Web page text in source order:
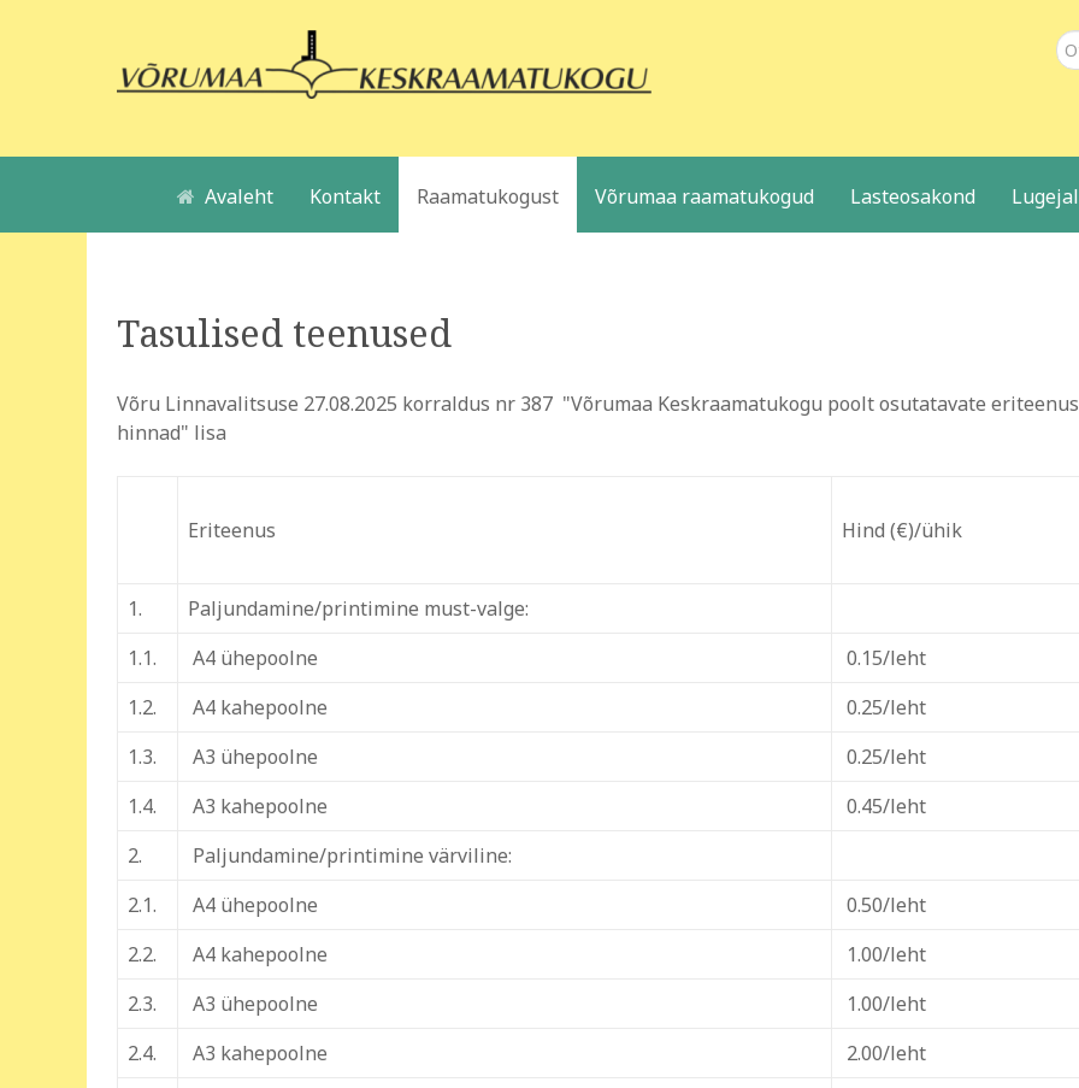
Avaleht Kontakt Raamatukogust Võrumaa raamatukogud Lasteosakond
Tasulised teenused
Võru Linnavalitsuse 27.08.2025 korraldus nr 387 "Võrumaa Keskraamatukogu poolt osutatavate
hinnad" lisa
Eriteenus Hind (€)/ühik
1.
Paljundamine/printimine must-valge:
1.1.
A4 ühepoolne
0.15/leht
1.2.
A4 kahepoolne
0.25/leht
1.3.
A3 ühepoolne
0.25/leht
1.4.
A3 kahepoolne
0.45/leht
2.
Paljundamine/printimine värviline:
2.1.
A4 ühepoolne
0.50/leht
2.2.
A4 kahepoolne
1.00/leht
2.3.
A3 ühepoolne
1.00/leht
2.4.
A3 kahepoolne
2.00/leht